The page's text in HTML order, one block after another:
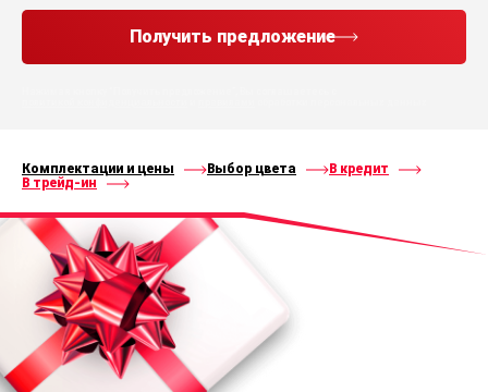
Получить предложение
Комплектации и цены Выбор цвета
В кредит
В трейд-ин